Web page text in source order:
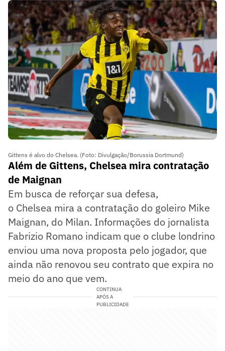
Gittens é alvo do Chelsea. (Foto: Divulgação/Borussia Dortmund)
Além de Gittens, Chelsea mira contratação
de Maignan
Em busca de reforçar sua defesa,
o Chelsea mira a contratação do goleiro Mike
Maignan, do Milan. Informações do jornalista
Fabrizio Romano indicam que o clube londrino
enviou uma nova proposta pelo jogador, que
ainda não renovou seu contrato que expira no
meio do ano que vem.
CONTINUA
APÓS A
PUBLICIDADE